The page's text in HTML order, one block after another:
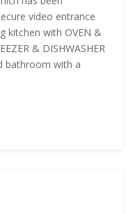
video entrance
kitchen with OVEN &
& DISHWASHER
bathroom with a